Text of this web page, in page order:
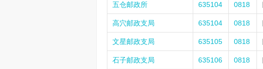
五仓邮政所 635104 0818
高穴邮政支局 635104 0818
文星邮政支局 635105 0818
石子邮政支局 635106 0818